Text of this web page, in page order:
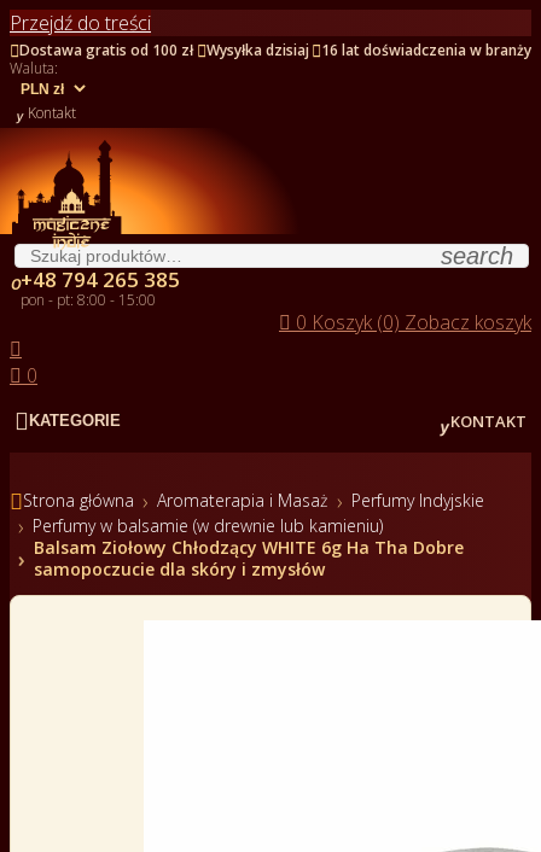
Przejdź do treści
Dostawa gratis od 100 zł Wysyłka dzisiaj 16 lat doświadczenia w branży
Waluta:
 Kontakt
search
+48 794 265 385
pon - pt: 8:00 - 15:00
 0 Koszyk (0) Zobacz koszyk

 0
 KATEGORIE KONTAKT
Strona główna Aromaterapia i Masaż
Perfumy Indyjskie
Perfumy w balsamie (w drewnie lub kamieniu)
Balsam Ziołowy Chłodzący WHITE 6g Ha Tha Dobre
samopoczucie dla skóry i zmysłów